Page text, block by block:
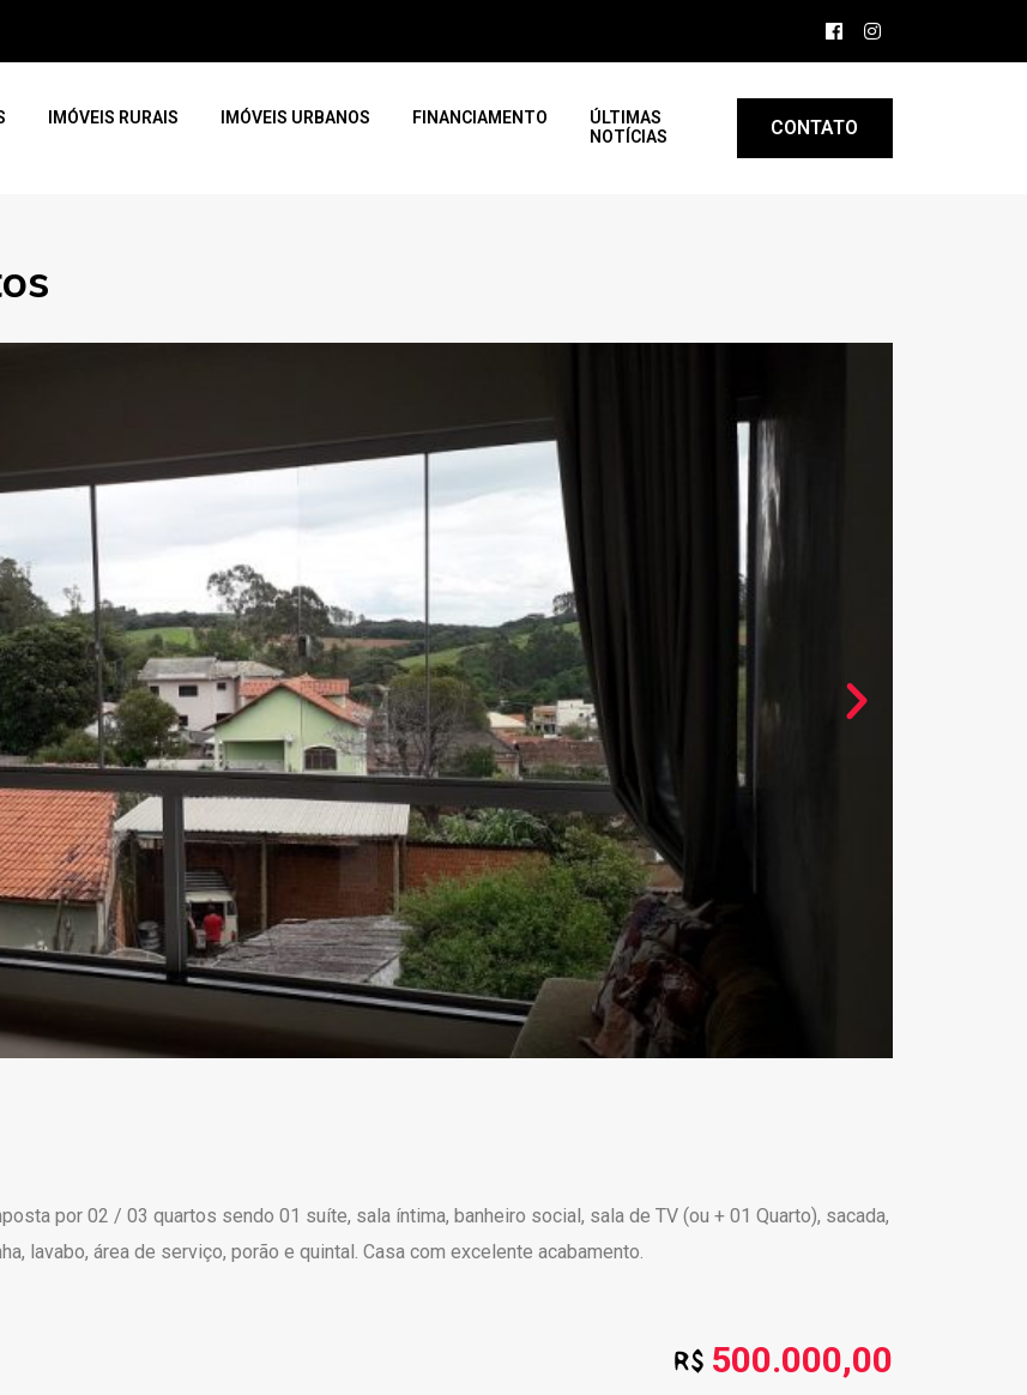
IMÓVEIS RURAIS IMÓVEIS URBANOS FINANCIAMENTO
ÚLTIMAS
NOTÍCIAS
CONTATO
por 02 / 03 quartos sendo 01 suíte, sala íntima, banheiro social, sala de TV (ou + 01 Quarto), sacada,
lavabo, área de serviço, porão e quintal. Casa com excelente acabamento.
500.000,00